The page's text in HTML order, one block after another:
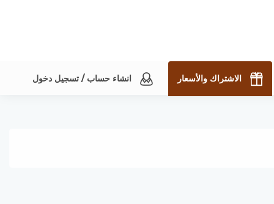
الاشتراك والأسعار انشاء حساب / تسجيل دخول